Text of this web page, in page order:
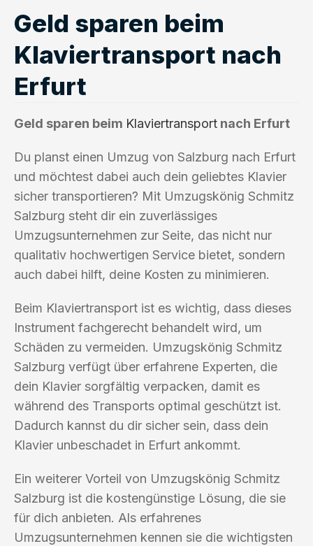
Geld sparen beim
Klaviertransport nach
Erfurt
Geld sparen beim Klaviertransport nach Erfurt
Du planst einen Umzug von Salzburg nach Erfurt
und möchtest dabei auch dein geliebtes Klavier
sicher transportieren? Mit Umzugskönig Schmitz
Salzburg steht dir ein zuverlässiges
Umzugsunternehmen zur Seite, das nicht nur
qualitativ hochwertigen Service bietet, sondern
auch dabei hilft, deine Kosten zu minimieren.
Beim Klaviertransport ist es wichtig, dass dieses
Instrument fachgerecht behandelt wird, um
Schäden zu vermeiden. Umzugskönig Schmitz
Salzburg verfügt über erfahrene Experten, die
dein Klavier sorgfältig verpacken, damit es
während des Transports optimal geschützt ist.
Dadurch kannst du dir sicher sein, dass dein
Klavier unbeschadet in Erfurt ankommt.
Ein weiterer Vorteil von Umzugskönig Schmitz
Salzburg ist die kostengünstige Lösung, die sie
für dich anbieten. Als erfahrenes
Umzugsunternehmen kennen sie die wichtigsten